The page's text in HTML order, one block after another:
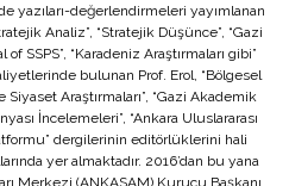
yazıları-değerlendirmeleri yayımlanan
Analiz”, “Stratejik Düşünce”, “Gazi
SSPS”, “Karadeniz Araştırmaları gibi”
bulunan Prof. Erol, “Bölgesel
Siyaset Araştırmaları”, “Gazi Akademik
İncelemeleri”, “Ankara Uluslararası
dergilerinin editörlüklerini hali
yer almaktadır. 2016’dan bu yana
Merkezi (ANKASAM) Kurucu Başkanı